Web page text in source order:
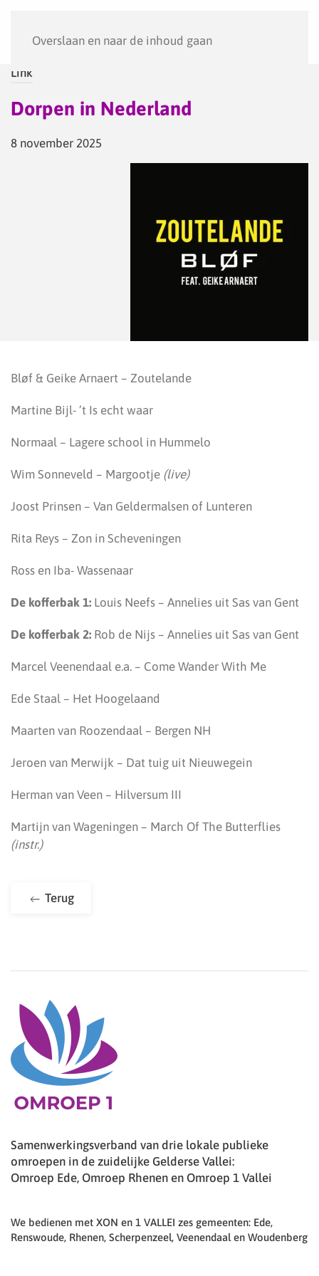
Overslaan en naar de inhoud gaan
Link
Dorpen in Nederland
8 november 2025
Bløf & Geike Arnaert – Zoutelande
Martine Bijl- ’t Is echt waar
Normaal – Lagere school in Hummelo
Wim Sonneveld – Margootje (live)
Joost Prinsen – Van Geldermalsen of Lunteren
Rita Reys – Zon in Scheveningen
Ross en Iba- Wassenaar
De kofferbak 1: Louis Neefs – Annelies uit Sas van Gent
De kofferbak 2: Rob de Nijs – Annelies uit Sas van Gent
Marcel Veenendaal e.a. – Come Wander With Me
Ede Staal – Het Hoogelaand
Maarten van Roozendaal – Bergen NH
Jeroen van Merwijk – Dat tuig uit Nieuwegein
Herman van Veen – Hilversum III
Martijn van Wageningen – March Of The Butterflies
(instr.)
Terug
Samenwerkingsverband van drie lokale publieke
omroepen in de zuidelijke Gelderse Vallei:
Omroep Ede, Omroep Rhenen en Omroep 1 Vallei
We bedienen met XON en 1 VALLEI zes gemeenten: Ede,
Renswoude, Rhenen, Scherpenzeel, Veenendaal en Woudenberg